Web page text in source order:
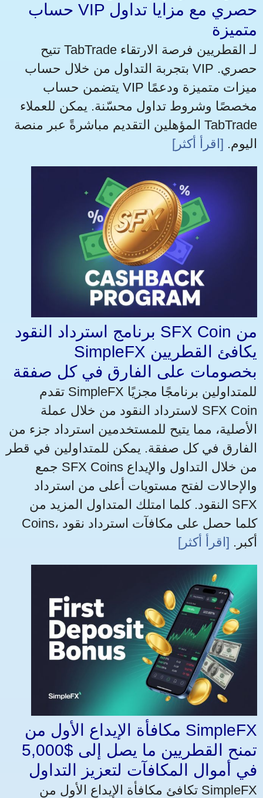
حساب VIP حصري مع مزايا تداول
متميزة
تتيح TabTrade لـ القطريين فرصة الارتقاء
بتجربة التداول من خلال حساب VIP حصري.
يتضمن حساب VIP ميزات متميزة ودعمًا
مخصصًا وشروط تداول محسّنة. يمكن للعملاء
المؤهلين التقديم مباشرةً عبر منصة TabTrade
اليوم. [اقرأ أكثر]
برنامج استرداد النقود SFX Coin من
SimpleFX يكافئ القطريين
بخصومات على الفارق في كل صفقة
تقدم SimpleFX للمتداولين برنامجًا مجزيًا
لاسترداد النقود من خلال عملة SFX Coin
الأصلية، مما يتيح للمستخدمين استرداد جزء من
الفارق في كل صفقة. يمكن للمتداولين في قطر
جمع SFX Coins من خلال التداول والإيداع
والإحالات لفتح مستويات أعلى من استرداد
النقود. كلما امتلك المتداول المزيد من SFX
Coins، كلما حصل على مكافآت استرداد نقود
أكبر. [اقرأ أكثر]
مكافأة الإيداع الأول من SimpleFX
تمنح القطريين ما يصل إلى $5,000
في أموال المكافآت لتعزيز التداول
تكافئ مكافأة الإيداع الأول من SimpleFX